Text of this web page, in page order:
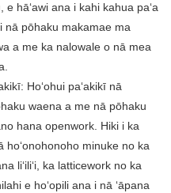
e hāʻawi ana i kahi kahua paʻa
nā pōhaku makamae ma
a me ka nalowale o nā mea
Hoʻohui paʻakikī nā
waena a me nā pōhaku
hana openwork. Hiki i ka
hoʻonohonoho minuke no ka
liʻiliʻi, ka latticework no ka
e hoʻopili ana i nā ʻāpana